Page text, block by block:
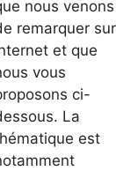
nous venons
remarquer sur
et que
vous
ci-
La
est